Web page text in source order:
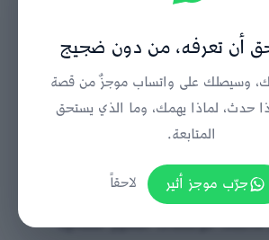
تستعد للمنافسة في
الجرافيكي
يتأهلون لبطولة أدوبي العالمية
في أمريكا بعد منافسة محلية شارك
أن تعرفه، من دون ضجيج
وسيصلك على واتساب موجزٌ من قصة
حدث، لماذا يهمك، وما الذي يستحق
المتابعة.
جرّب موجز أثير
لاحقاً